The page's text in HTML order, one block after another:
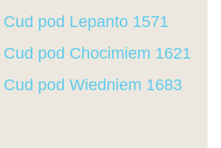
Cud pod Lepanto 1571
Cud pod Chocimiem 1621
Cud pod Wiedniem 1683